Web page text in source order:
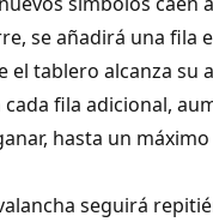
se añadirá una fila
el tablero alcanza su
fila adicional,
hasta un máximo
seguirá